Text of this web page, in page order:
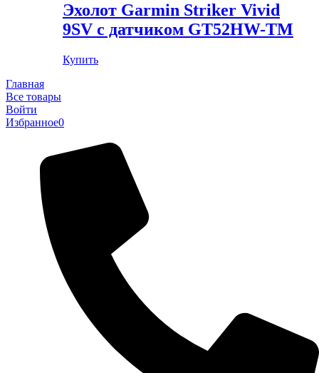
Эхолот Garmin Striker Vivid
9SV с датчиком GT52HW-TM
Купить
Главная
Все товары
Войти
Избранное0